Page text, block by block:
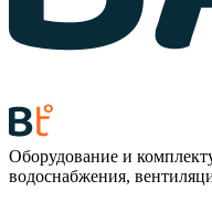
Оборудование и
водоснабжения,